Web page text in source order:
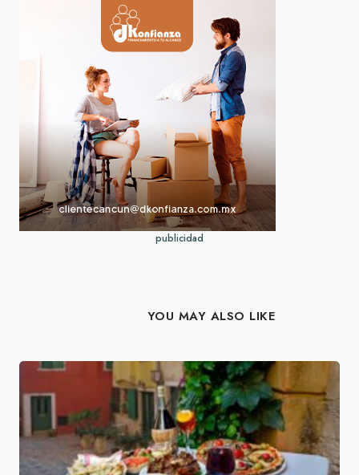
publicidad
YOU MAY ALSO LIKE